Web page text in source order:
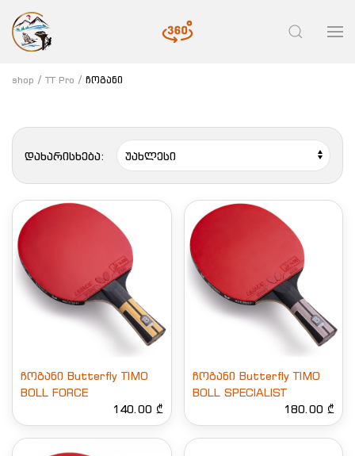
shop TT Pro ჩოგანი
დახარისხება:
ჩოგანი Butterfly TIMO
BOLL FORCE
140.00 ₾
ჩოგანი Butterfly TIMO
BOLL SPECIALIST
180.00 ₾